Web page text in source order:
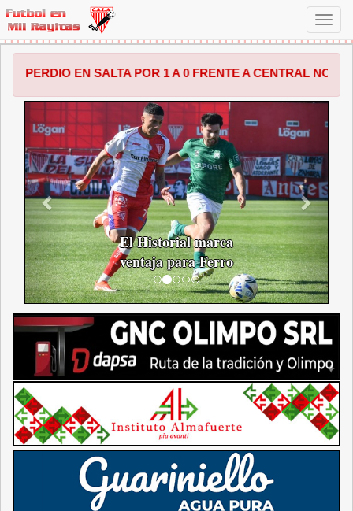
SALTA POR 1 A 0 FRENTE A CENTRAL NORTE. EL
El Historial marca
ventaja para Ferro
ANTERIOR